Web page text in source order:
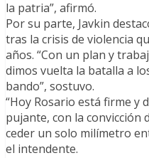
la patria”, afirmó.
Por su parte, Javkin
tras la crisis de violencia
años. “Con un plan y
dimos vuelta la batalla a
bando”, sostuvo.
“Hoy Rosario está firme y
pujante, con la convicción
ceder un solo milímetro
el intendente.